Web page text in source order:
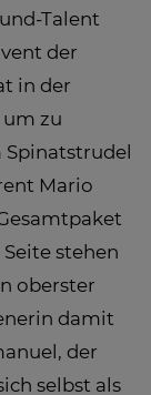
Talent
der
in der
um zu
Mario
stehen
oberster
damit
der
selbst als